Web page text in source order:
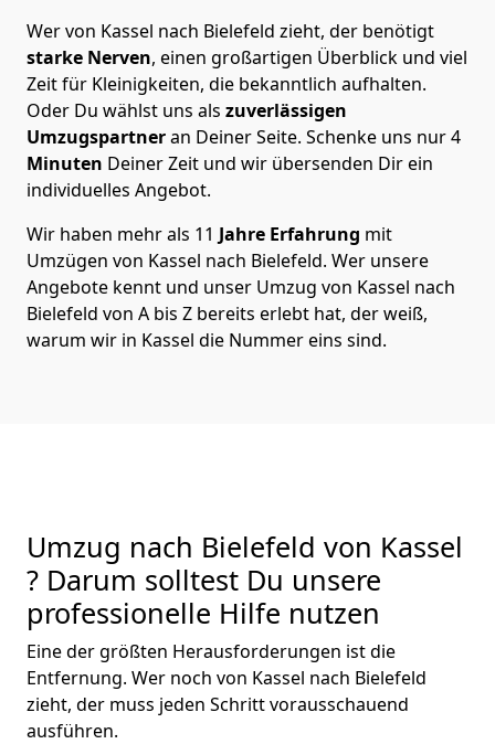
Wer von Kassel nach Bielefeld zieht, der benötigt
starke Nerven, einen großartigen Überblick und viel
Zeit für Kleinigkeiten, die bekanntlich aufhalten.
Oder Du wählst uns als zuverlässigen
Umzugspartneran Deiner Seite. Schenke uns nur4
Minuten Deiner Zeit und wir übersenden Dir ein
individuelles Angebot.
Wir haben mehr als 11 Jahre Erfahrung mit
Umzügen von Kassel nach Bielefeld. Wer unsere
Angebote kennt und unser Umzug von Kassel nach
Bielefeld von A bis Z bereits erlebt hat, der weiß,
warum wir in Kassel die Nummer eins sind.
Umzug nach Bielefeld von Kassel
? Darum solltest Du unsere
professionelle Hilfe nutzen
Eine der größten Herausforderungen ist die
Entfernung. Wer noch von Kassel nach Bielefeld
zieht, der muss jeden Schritt vorausschauend
ausführen.